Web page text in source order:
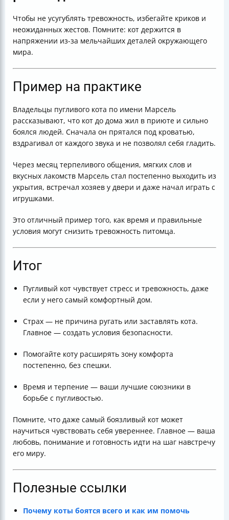
Чтобы не усугублять тревожность, избегайте криков и
неожиданных жестов. Помните: кот держится в
напряжении из-за мельчайших деталей окружающего
мира.
Пример на практике
Владельцы пугливого кота по имени Марсель
рассказывают, что кот до дома жил в приюте и сильно
боялся людей. Сначала он прятался под кроватью,
вздрагивал от каждого звука и не позволял себя гладить.
Через месяц терпеливого общения, мягких слов и
вкусных лакомств Марсель стал постепенно выходить из
укрытия, встречал хозяев у двери и даже начал играть с
игрушками.
Это отличный пример того, как время и правильные
условия могут снизить тревожность питомца.
Итог
Пугливый кот чувствует стресс и тревожность, даже
если у него самый комфортный дом.
Страх — не причина ругать или заставлять кота.
Главное — создать условия безопасности.
Помогайте коту расширять зону комфорта
постепенно, без спешки.
Время и терпение — ваши лучшие союзники в
борьбе с пугливостью.
Помните, что даже самый боязливый кот может
научиться чувствовать себя увереннее. Главное — ваша
любовь, понимание и готовность идти на шаг навстречу
его миру.
Полезные ссылки
Почему коты боятся всего и как им помочь